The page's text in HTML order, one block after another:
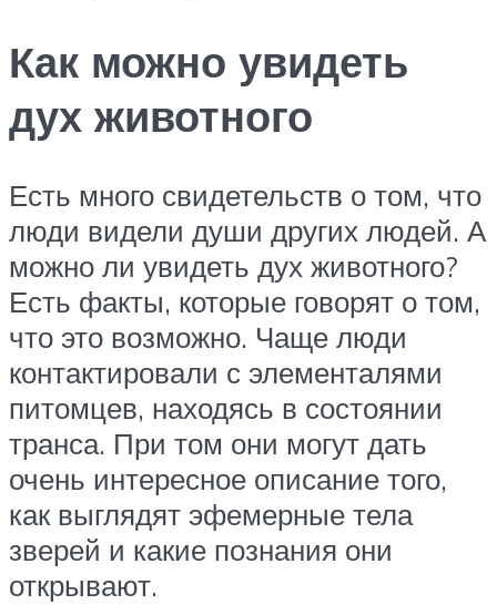
Как можно увидеть
дух животного
Есть много свидетельств о том, что
люди видели души других людей. А
можно ли увидеть дух животного?
Есть факты, которые говорят о том,
что это возможно. Чаще люди
контактировали с элементалями
питомцев, находясь в состоянии
транса. При том они могут дать
очень интересное описание того,
как выглядят эфемерные тела
зверей и какие познания они
открывают.